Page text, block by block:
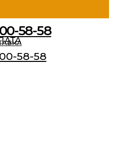
58-58
58-58